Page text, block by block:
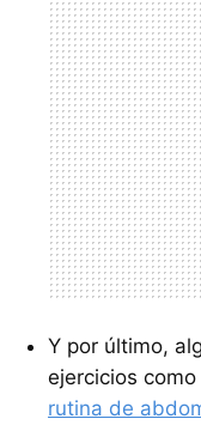
Y por último,
ejercicios como
rutina de